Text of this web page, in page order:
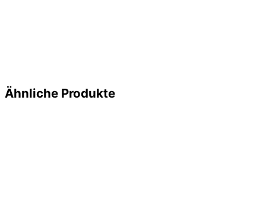
Ähnliche Produkte